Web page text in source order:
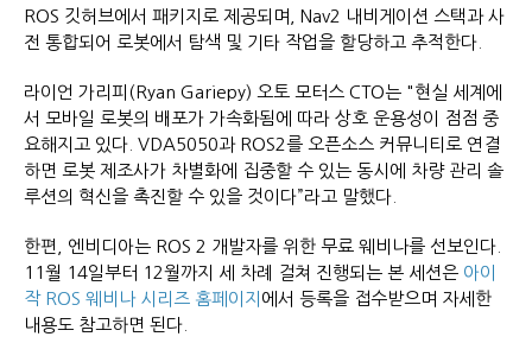
ROS 깃허브에서 패키지로 제공되며, Nav2 내비게이션 스택과 사
전 통합되어 로봇에서 탐색 및 기타 작업을 할당하고 추적한다.
라이언 가리피(Ryan Gariepy) 오토 모터스 CTO는 "현실 세계에
서 모바일 로봇의 배포가 가속화됨에 따라 상호 운용성이 점점 중
요해지고 있다. VDA5050과 ROS2를 오픈소스 커뮤니티로 연결
하면 로봇 제조사가 차별화에 집중할 수 있는 동시에 차량 관리 솔
루션의 혁신을 촉진할 수 있을 것이다”라고 말했다.
한편, 엔비디아는 ROS 2 개발자를 위한 무료 웨비나를 선보인다.
11월 14일부터 12월까지 세 차례 걸쳐 진행되는 본 세션은 아이
작 ROS 웨비나 시리즈 홈페이지 에서 등록을 접수받으며 자세한
내용도 참고하면 된다.